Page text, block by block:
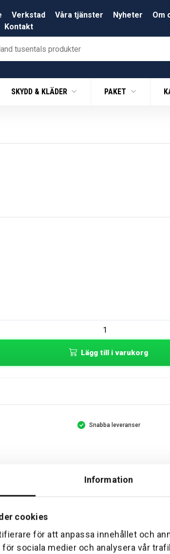
Information
cookies
för att anpassa innehållet och
sociala medier och analysera vår
Verkstad Våra tjänster Nyheter
Om
Kontakt
SKYDD & KLÄDER PAKET
Lägg till i varukorg
Snabba leveranser
till din dörr. Oavsett storlek.
sedan